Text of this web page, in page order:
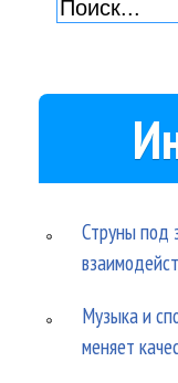
Струны под
Музыка и
меняет